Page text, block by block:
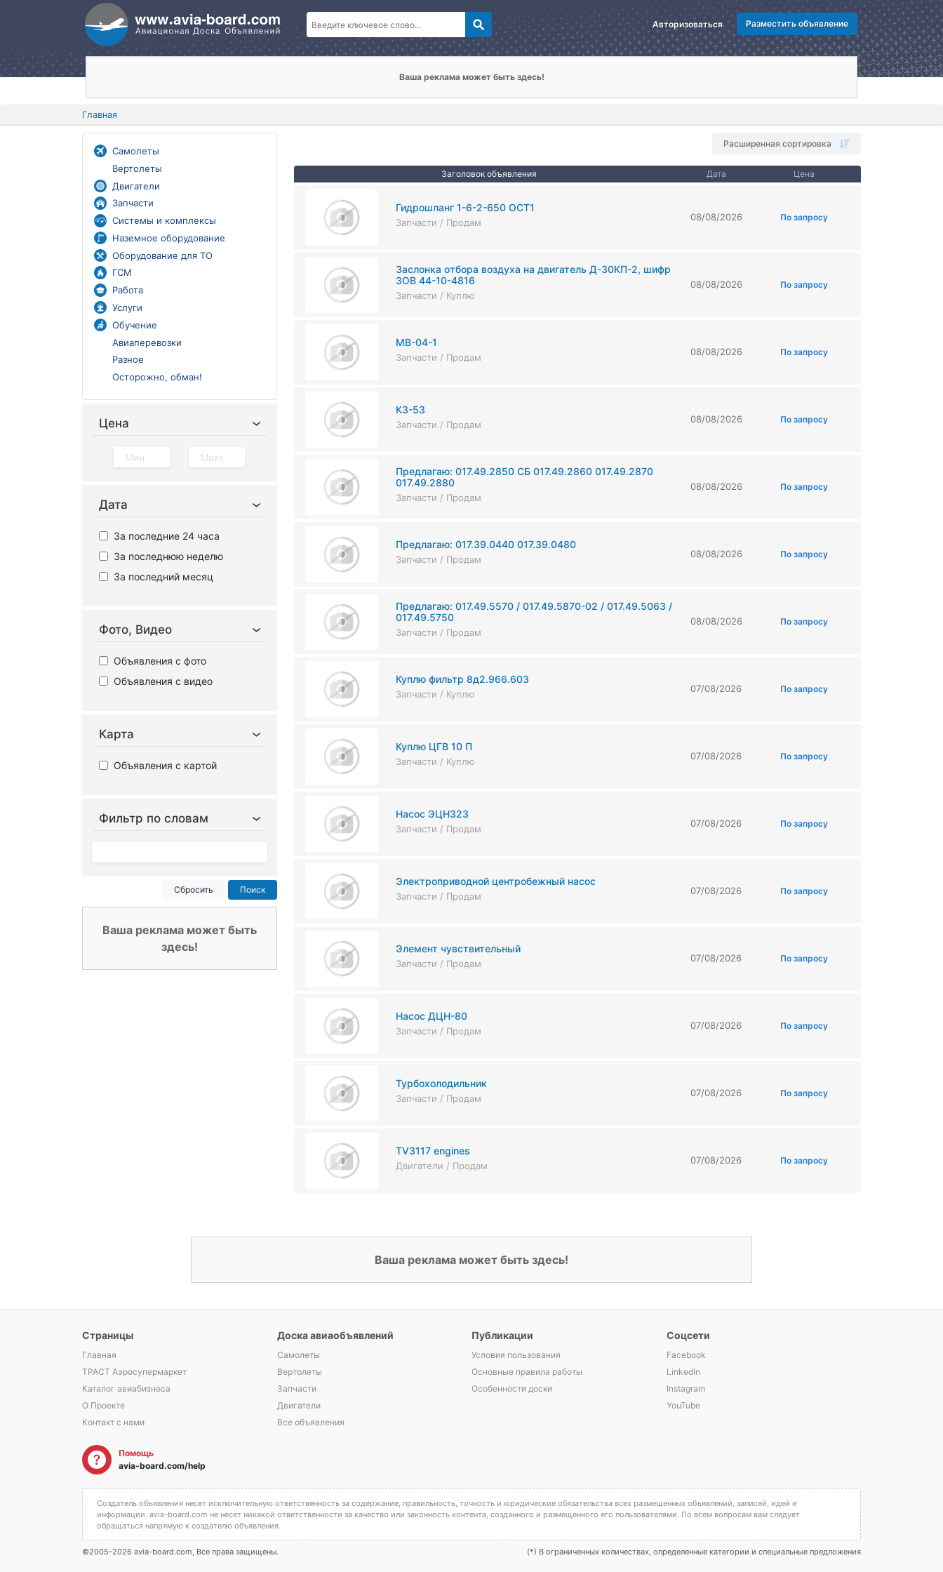
Авторизоваться Разместить объявление
Ваша реклама может быть здесь!
Главная
Самолеты
Вертолеты
Двигатели
Запчасти
Системы и комплексы
Наземное оборудование
Оборудование для ТО
ГСМ
Работа
Услуги
Обучение
Авиаперевозки
Разное
Осторожно, обман!
Цена
Дата
За последние 24 часа
За последнюю неделю
За последний месяц
Фото, Видео
Объявления с фото
Объявления с видео
Карта
Объявления с картой
Фильтр по словам
Сбросить Поиск
Ваша реклама может быть
здесь!
Расширенная сортировка
Заголовок объявления Дата Цена
Гидрошланг 1-6-2-650 ОСТ1
Запчасти / Продам 08/08/2026 По запросу
Заслонка отбора воздуха на двигатель Д-30КП-2, шифр
ЗОВ 44-10-4816
Запчасти / Куплю
08/08/2026 По запросу
МВ-04-1
Запчасти / Продам 08/08/2026 По запросу
К3-53
Запчасти / Продам 08/08/2026 По запросу
Предлагаю: 017.49.2850 СБ 017.49.2860 017.49.2870
017.49.2880
Запчасти / Продам
08/08/2026 По запросу
Предлагаю: 017.39.0440 017.39.0480
Запчасти / Продам 08/08/2026 По запросу
Предлагаю: 017.49.5570 / 017.49.5870-02 / 017.49.5063 /
017.49.5750
Запчасти / Продам
08/08/2026 По запросу
Куплю фильтр 8д2.966.603
Запчасти / Куплю 07/08/2026 По запросу
Куплю ЦГВ 10 П
Запчасти / Куплю 07/08/2026 По запросу
Насос ЭЦН323
Запчасти / Продам 07/08/2026 По запросу
Электроприводной центробежный насос
Запчасти / Продам 07/08/2026 По запросу
Элемент чувствительный
Запчасти / Продам 07/08/2026 По запросу
Насос ДЦН-80
Запчасти / Продам 07/08/2026 По запросу
Турбохолодильник
Запчасти / Продам 07/08/2026 По запросу
TV3117 engines
Двигатели / Продам 07/08/2026 По запросу
Ваша реклама может быть здесь!
Страницы
Главная
ТРАСТ Аэросупермаркет
Каталог авиабизнеса
О Проекте
Контакт с нами
Доска авиаобъявлений
Самолеты
Вертолеты
Запчасти
Двигатели
Все объявления
Публикации
Условия пользования
Основные правила работы
Особенности доски
Соцсети
Facebook
LinkedIn
Instagram
YouTube
Помощь
avia-board.com/help
Создатель объявления несет исключительную ответственность за содержание, правильность, точность и юридические обязательства всех размещенных объявлений, записей, идей и
информации. avia-board.com не несет никакой ответственности за качество или законность контента, созданного и размещенного его пользователями. По всем вопросам вам следует
обращаться напрямую к создателю объявления.
©2005-2026 avia-board.com, Все права защищены. (*) В ограниченных количествах, определенные категории и специальные предложения